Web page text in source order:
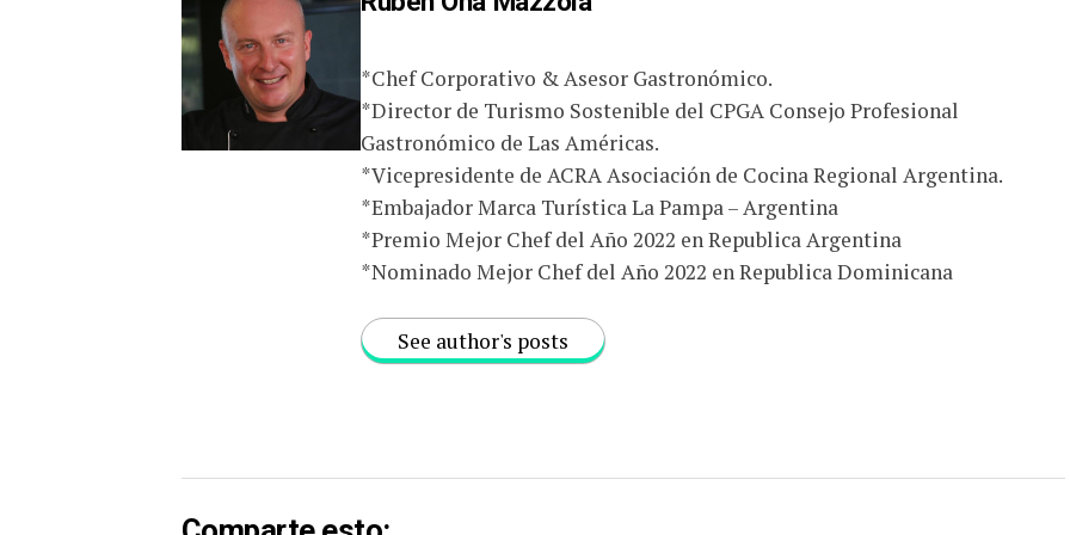
*Chef Corporativo & Asesor Gastronómico.
*Director de Turismo Sostenible del CPGA Consejo Profesional
Gastronómico de Las Américas.
*Vicepresidente de ACRA Asociación de Cocina Regional Argentina.
*Embajador Marca Turística La Pampa – Argentina
*Premio Mejor Chef del Año 2022 en Republica Argentina
*Nominado Mejor Chef del Año 2022 en Republica Dominicana
See author's posts